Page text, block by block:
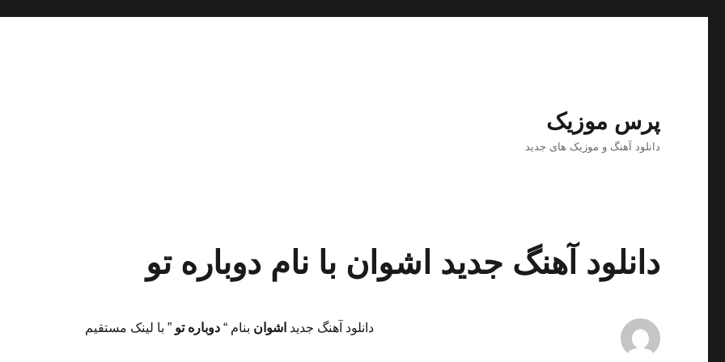
پرس موزیک
دانلود آهنگ و موزیک های جدید
دانلود آهنگ جدید اشوان با نام دوباره تو
دانلود آهنگ جدید اشوان بنام “ دوباره تو” با لینک مستقیم